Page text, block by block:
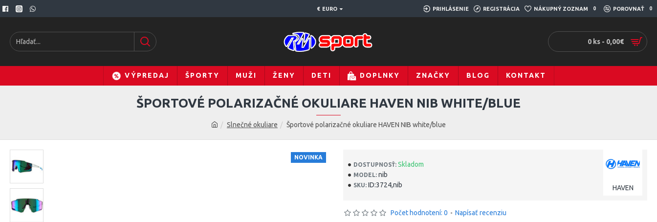
€ EURO PRIHLÁSENIE REGISTRÁCIA NÁKUPNÝ ZOZNAM 0 POROVNAŤ 0
0 ks - 0,00€
VÝPREDAJ ŠPORTY MUŽI ŽENY DETI DOPLNKY ZNAČKY BLOG KONTAKT
Slnečné okuliare Športové polarizačné okuliare HAVEN NIB white/blue
ŠPORTOVÉ POLARIZAČNÉ OKULIARE HAVEN NIB WHITE/BLUE
NOVINKA
DOSTUPNOSŤ: Skladom
MODEL: nib
SKU: ID:3724,nib HAVEN
Počet hodnotení: 0 - Napísať recenziu